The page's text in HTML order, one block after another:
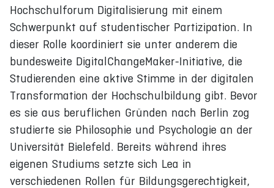
Hochschulforum Digitalisierung mit einem
Schwerpunkt auf studentischer Partizipation. In
dieser Rolle koordiniert sie unter anderem die
bundesweite DigitalChangeMaker-Initiative, die
Studierenden eine aktive Stimme in der digitalen
Transformation der Hochschulbildung gibt. Bevor
es sie aus beruflichen Gründen nach Berlin zog
studierte sie Philosophie und Psychologie an der
Universität Bielefeld. Bereits während ihres
eigenen Studiums setzte sich Lea in
verschiedenen Rollen für Bildungsgerechtigkeit,